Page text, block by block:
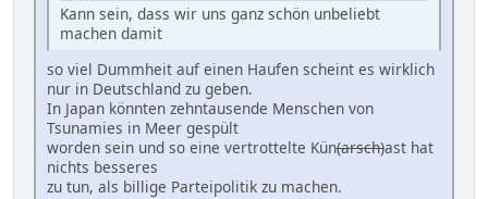
Kann sein, dass wir uns ganz schön unbeliebt
machen damit
so viel Dummheit auf einen Haufen scheint es wirklich
nur in Deutschland zu geben.
In Japan könnten zehntausende Menschen von
Tsunamies in Meer gespült
worden sein und so eine vertrottelte Kün(arsch)ast hat
nichts besseres
zu tun, als billige Parteipolitik zu machen.